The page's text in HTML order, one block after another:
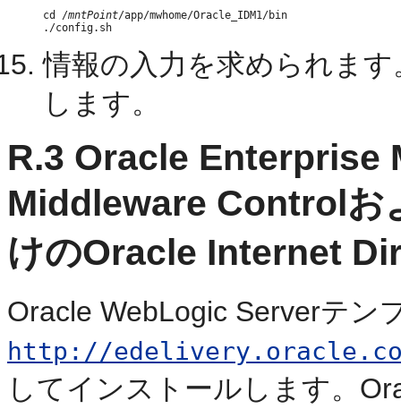
cd /mntPoint/app/mwhome/Oracle_IDM1/bin
情報の入力を求められま
します。
R.3 Oracle Enterprise
Middleware Controlお
けのOracle Internet
Oracle WebLogic Serverテン
http://
してインストールします。